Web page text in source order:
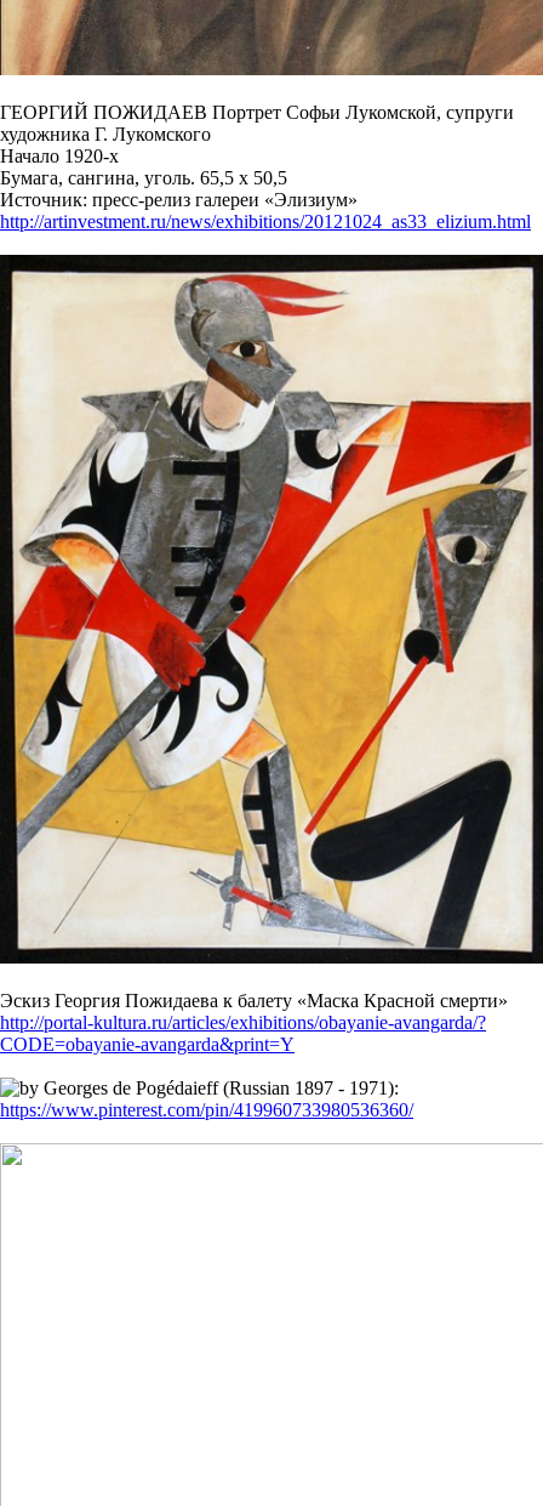
ГЕОРГИЙ ПОЖИДАЕВ Портрет Софьи Лукомской, супруги
художника Г. Лукомского
Начало 1920-х
Бумага, сангина, уголь. 65,5 х 50,5
Источник: пресс-релиз галереи «Элизиум»
http://artinvestment.ru/news/exhibitions/20121024_as33_elizium.html
Эскиз Георгия Пожидаева к балету «Маска Красной смерти»
http://portal-kultura.ru/articles/exhibitions/obayanie-avangarda/?
CODE=obayanie-avangarda&print=Y
https://www.pinterest.com/pin/419960733980536360/